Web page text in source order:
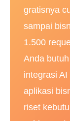
gratisnya
sampai
1.500
Anda
integrasi
aplikasi
riset